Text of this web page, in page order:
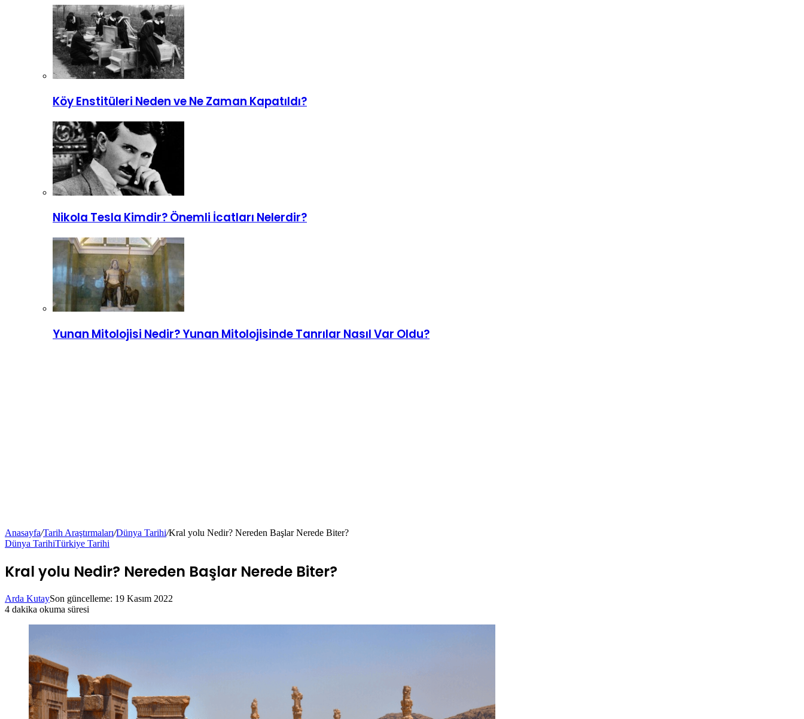
Köy Enstitüleri Neden ve Ne Zaman Kapatıldı?
Nikola Tesla Kimdir? Önemli İcatları Nelerdir?
Yunan Mitolojisi Nedir? Yunan Mitolojisinde Tanrılar Nasıl Var Oldu?
Anasayfa/Tarih Araştırmaları/Dünya Tarihi/Kral yolu Nedir? Nereden Başlar Nerede Biter?
Dünya TarihiTürkiye Tarihi
Kral yolu Nedir? Nereden Başlar Nerede Biter?
Arda KutaySon güncelleme: 19 Kasım 2022
4 dakika okuma süresi